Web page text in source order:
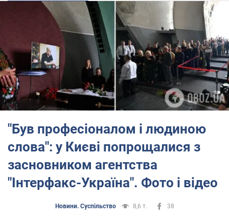
"Був професіоналом і людиною
слова": у Києві попрощалися з
засновником агентства
"Інтерфакс-Україна". Фото і відео
Новини. Суспільство 8,6 т. 38